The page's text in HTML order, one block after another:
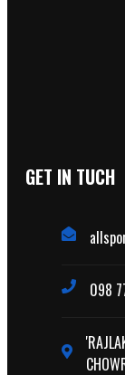
GET IN TUCH
098